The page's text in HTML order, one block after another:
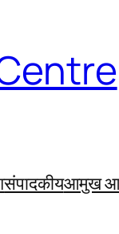
संपादकीयआमुख